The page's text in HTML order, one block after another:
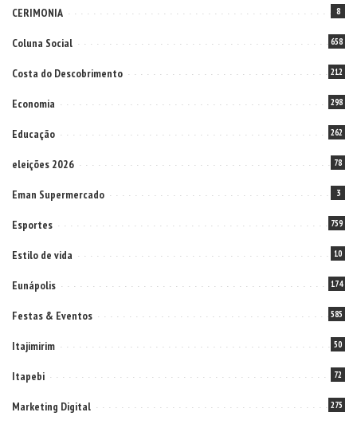
CERIMONIA 8
Coluna Social 658
Costa do Descobrimento 212
Economia 298
Educação 262
eleições 2026 78
Eman Supermercado 3
Esportes 759
Estilo de vida 10
Eunápolis 174
Festas & Eventos 585
Itajimirim 50
Itapebi 72
Marketing Digital 275